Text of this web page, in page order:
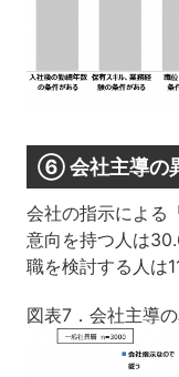
⑥ 会社主導の
会社の指示による
意向を持つ人は
職を検討する人は
図表7．会社主導